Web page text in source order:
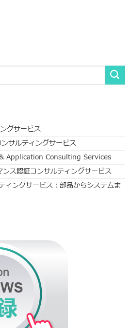
グサービス
サルティングサービス
Application Consulting Services
ス認証コンサルティングサービス
ィングサービス：部品からシステムま